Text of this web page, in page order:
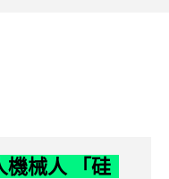
機械人 「硅